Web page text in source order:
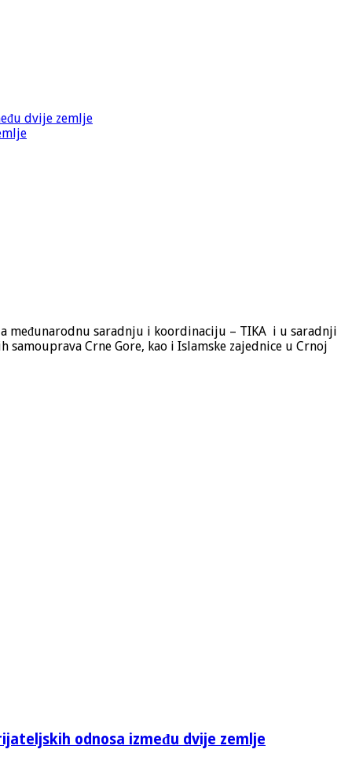
dvije zemlje
međunarodnu saradnju i koordinaciju – TIKA i u saradnji
Crne Gore, kao i Islamske zajednice u Crnoj
odnosa između dvije zemlje